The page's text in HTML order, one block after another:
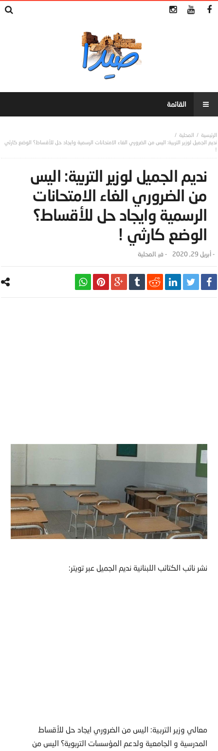
المحلية
نديم الجميل لوزير التربية: اليس من الضروري الغاء الامتحانات الرسمية وايجاد حل للأقساط؟ الوضع كارثي
!
نديم الجميل لوزير التربية: اليس
من الضروري الغاء الامتحانات
الرسمية وايجاد حل للأقساط؟
الوضع كارثي !
-أبريل 29, 2020 - ‎في المحلية
نشر نائب الكتائب اللبنانية نديم الجميل عبر تويتر:
معالي وزير التربية: اليس من الضروري ايجاد حل للأقساط
المدرسية و الجامعية ولدعم المؤسسات التربوية؟ اليس من